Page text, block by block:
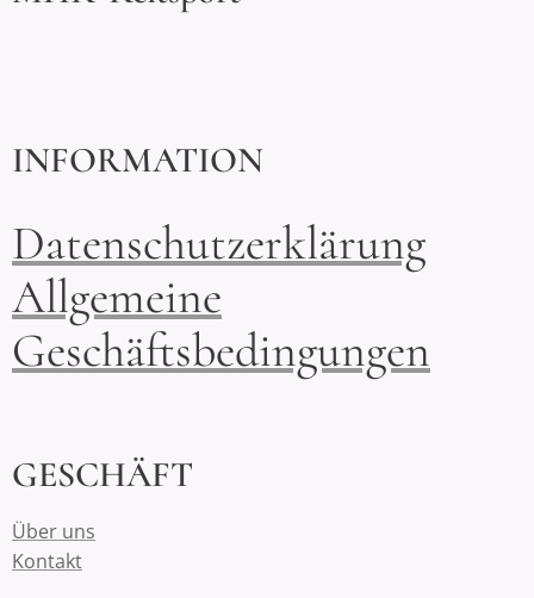
INFORMATION
Datenschutzerklärung
Allgemeine
Geschäftsbedingungen
GESCHÄFT
Über uns
Kontakt